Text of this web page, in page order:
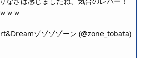
ｗｗ
ゾゾゾゾーン (@zone_tobata)